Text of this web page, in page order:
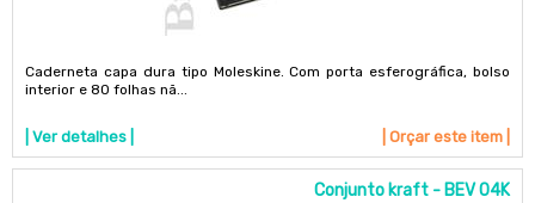
Caderneta capa dura tipo Moleskine. Com porta esferográfica, bolso
interior e 80 folhas nã...
| Ver detalhes | | Orçar este item |
Conjunto kraft - BEV 04K